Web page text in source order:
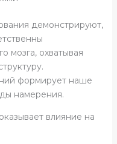
демонстрируют,
мозга, охватывая
формирует наше
намерения.
влияние на